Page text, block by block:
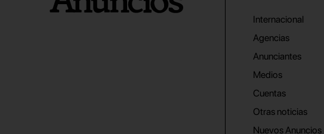
Internacional
Agencias
Anunciantes
Medios
Cuentas
Otras noticias
Nuevos Anuncios